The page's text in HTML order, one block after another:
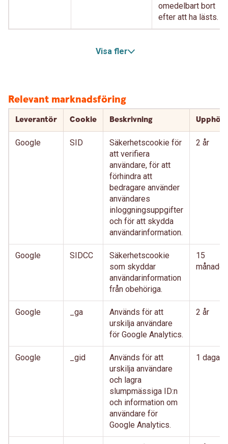
omedelbart bort
efter att ha lästs.
Visa fler
Relevant marknadsföring
Leverantör Cookie Beskrivning Upphör
Google SID
Säkerhetscookie för
att verifiera
användare, för att
förhindra att
bedragare använder
användares
inloggningsuppgifter
och för att skydda
användarinformation.
2 år
Google SIDCC
Säkerhetscookie
som skyddar
användarinformation
från obehöriga.
15
månader
Google _ga
Används för att
urskilja användare
för Google Analytics.
2 år
Google _gid
Används för att
urskilja användare
och lagra
slumpmässiga ID:n
och information om
användare för
Google Analytics.
1 dagar